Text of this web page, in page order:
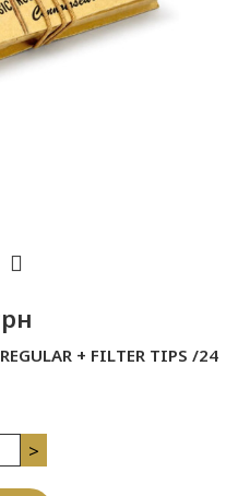
+ FILTER TIPS /24
>